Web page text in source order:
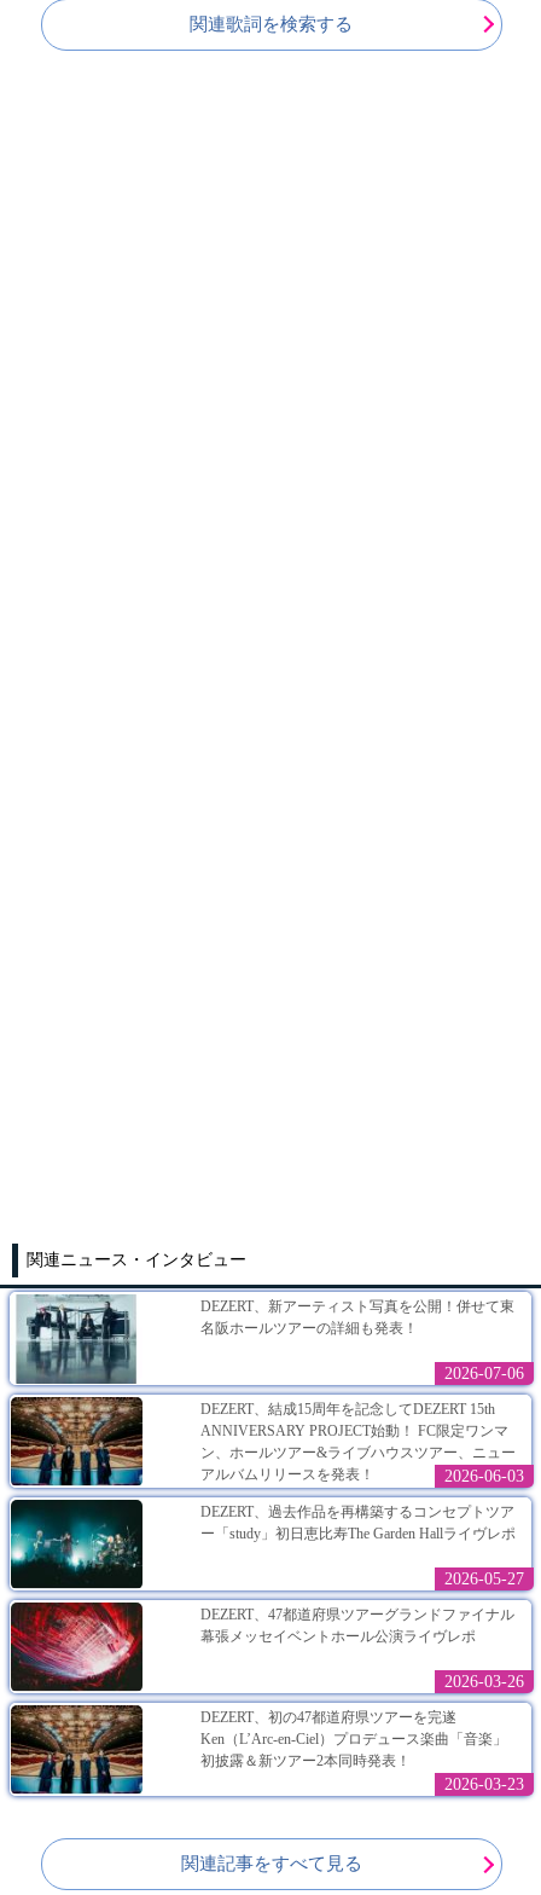
関連歌詞を検索する
関連ニュース・インタビュー
DEZERT、新アーティスト写真を公開！併せて東
名阪ホールツアーの詳細も発表！
2026-07-06
DEZERT、結成15周年を記念してDEZERT 15th
ANNIVERSARY PROJECT始動！ FC限定ワンマ
ン、ホールツアー&ライブハウスツアー、ニュー
アルバムリリースを発表！
2026-06-03
DEZERT、過去作品を再構築するコンセプトツア
ー「study」初日恵比寿The Garden Hallライヴレポ
2026-05-27
DEZERT、47都道府県ツアーグランドファイナル
幕張メッセイベントホール公演ライヴレポ
2026-03-26
DEZERT、初の47都道府県ツアーを完遂
Ken（L’Arc-en-Ciel）プロデュース楽曲「音楽」
初披露＆新ツアー2本同時発表！
2026-03-23
関連記事をすべて見る